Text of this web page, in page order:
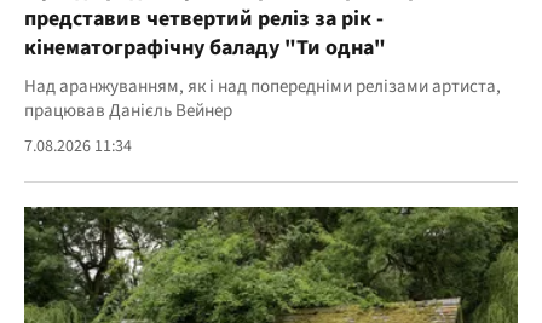
представив четвертий реліз за рік -
кінематографічну баладу "Ти одна"
Над аранжуванням, як і над попередніми релізами артиста,
працював Данієль Вейнер
7.08.2026 11:34